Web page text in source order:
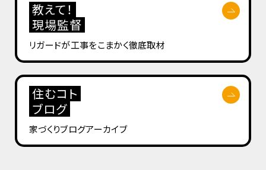
教えて！
現場監督
リガードが工事をこまかく徹底取材
住むコト
ブログ
家づくりブログアーカイブ